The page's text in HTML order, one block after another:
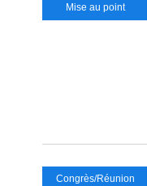
Mise au point
Congrès/Réunion